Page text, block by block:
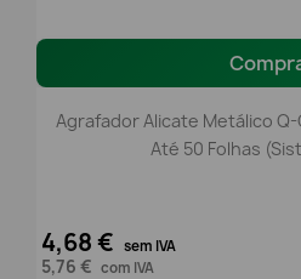
Agrafador Alicate Metálico
Até 50 Folhas
4,68 € sem IVA
5,76 € com IVA